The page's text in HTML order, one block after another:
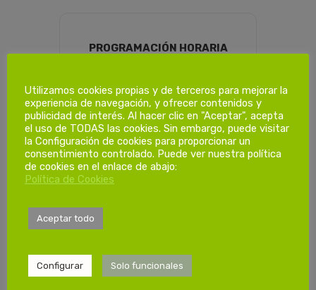
PROGRAMACIÓN HORARIA
Dias de
formación.
1ª Sesión
Utilizamos cookies propias y de terceros para mejorar la
experiencia de navegación, y ofrecer contenidos y
publicidad de interés. Al hacer clic en "Aceptar", acepta
el uso de TODAS las cookies. Sin embargo, puede visitar
la Configuración de cookies para proporcionar un
consentimiento controlado. Puede ver nuestra política
de cookies en el enlace de abajo:
Política de Cookies
Aceptar todo
Configurar Solo funcionales